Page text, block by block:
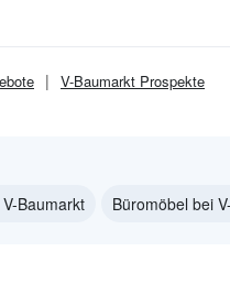
V-Baumarkt Prospekte
Baumarkt Büromöbel bei